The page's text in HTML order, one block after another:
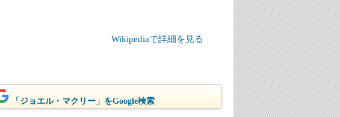
Wikipediaで詳細を見る
「ジョエル・マクリー」をGoogle検索